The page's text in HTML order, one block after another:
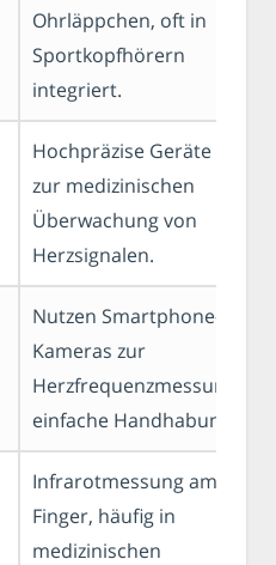
Ohrläppchen, oft in
Sportkopfhörern
integriert.
Hochpräzise Geräte
zur medizinischen
Überwachung von
Herzsignalen.
Nutzen Smartphone-
Kameras zur
Herzfrequenzmessung,
einfache Handhabung.
Infrarotmessung am
Finger, häufig in
medizinischen